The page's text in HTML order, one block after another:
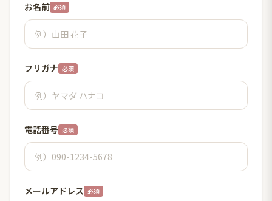
お名前 必須
フリガナ 必須
電話番号 必須
メールアドレス 必須